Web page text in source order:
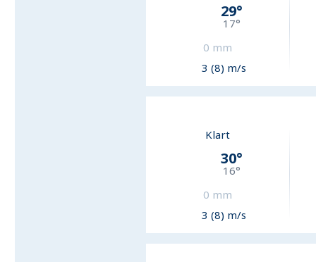
29°
17°
0 mm
3 (8) m/s
Klart
30°
16°
0 mm
3 (8) m/s